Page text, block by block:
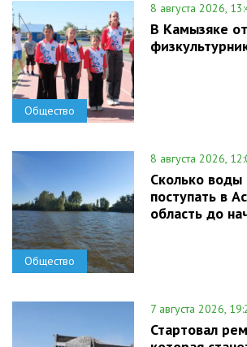
Общество
8 августа 2026,
В Камызяке
Общество
8 августа 2026,
Сколько воды
поступать в
область до
7 августа 2026,
Стартовал